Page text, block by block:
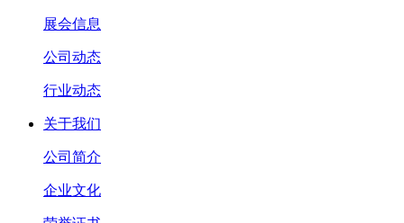
展会信息
公司动态
行业动态
关于我们
公司简介
企业文化